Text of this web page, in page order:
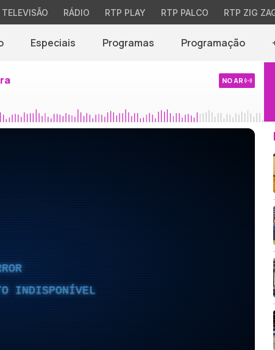
TELEVISÃO RÁDIO RTP PLAY RTP PALCO RTP ZIG
Especiais Programas Programação
NO AR
INDISPONÍVEL